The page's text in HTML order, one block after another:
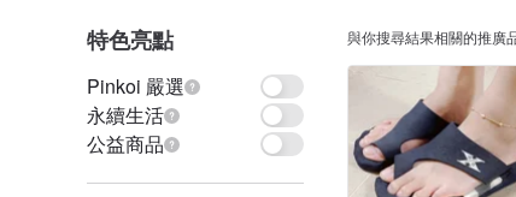
特色亮點
Pinkoi 嚴選
永續生活
公益商品
與你搜尋結果相關的推廣